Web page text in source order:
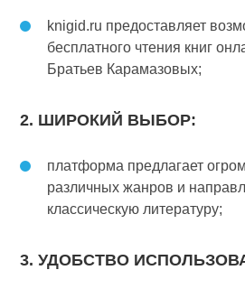
knigid.ru предоставляет
бесплатного чтения книг
Братьев Карамазовых;
2. ШИРОКИЙ ВЫБОР:
платформа предлагает
различных жанров и
классическую литературу;
3. УДОБСТВО